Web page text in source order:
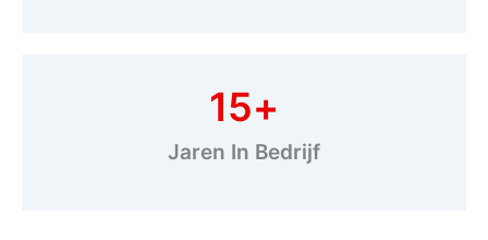
Jaren In Bedrijf
15+